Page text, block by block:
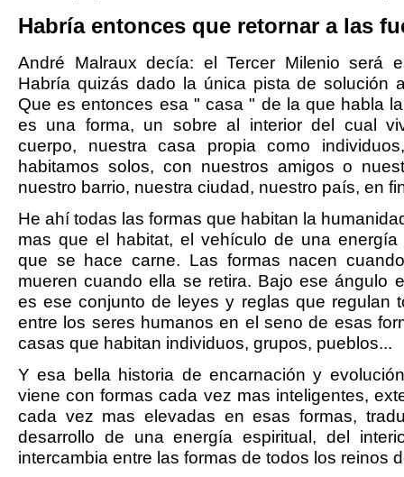
Habría entonces que retornar a las
André Malraux decía: el Tercer Milenio será
Habría quizás dado la única pista de solución
Que es entonces esa " casa " de la que habla
es una forma, un sobre al interior del cual
cuerpo, nuestra casa propia como
habitamos solos, con nuestros amigos o
nuestro barrio, nuestra ciudad, nuestro país, en
He ahí todas las formas que habitan la
mas que el habitat, el vehículo de una
que se hace carne. Las formas nacen
mueren cuando ella se retira. Bajo ese ángulo
es ese conjunto de leyes y reglas que regulan
entre los seres humanos en el seno de esas
casas que habitan individuos, grupos, pueblos...
Y esa bella historia de encarnación y
viene con formas cada vez mas inteligentes,
cada vez mas elevadas en esas formas,
desarrollo de una energía espiritual, del
intercambia entre las formas de todos los reinos